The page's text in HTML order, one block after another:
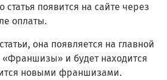
появится на сайте через
оплаты.
она появляется на главной
«Франшизы» и будет находится
новыми франшизами.